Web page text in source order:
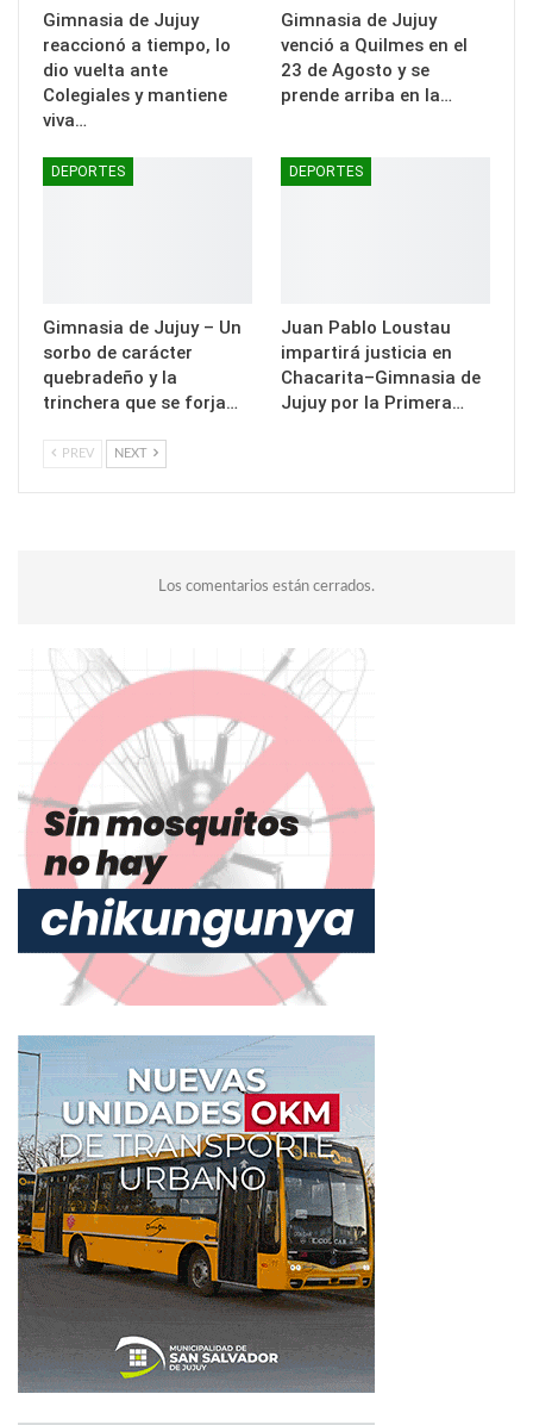
Gimnasia de Jujuy
reaccionó a tiempo, lo
dio vuelta ante
Colegiales y mantiene
viva…
Gimnasia de Jujuy
venció a Quilmes en el
23 de Agosto y se
prende arriba en la…
DEPORTES
Gimnasia de Jujuy – Un
sorbo de carácter
quebradeño y la
trinchera que se forja…
DEPORTES
Juan Pablo Loustau
impartirá justicia en
Chacarita–Gimnasia de
Jujuy por la Primera…
PREV NEXT
Los comentarios están cerrados.